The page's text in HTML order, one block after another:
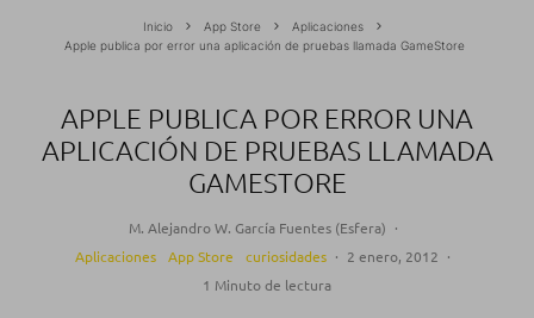
Inicio App Store
Aplicaciones
Apple publica por error una aplicación de pruebas llamada GameStore
APPLE PUBLICA POR ERROR UNA
APLICACIÓN DE PRUEBAS LLAMADA
GAMESTORE
M. Alejandro W. García Fuentes (Esfera) ·
Aplicaciones
App Store curiosidades · 2 enero, 2012 ·
1 Minuto de lectura